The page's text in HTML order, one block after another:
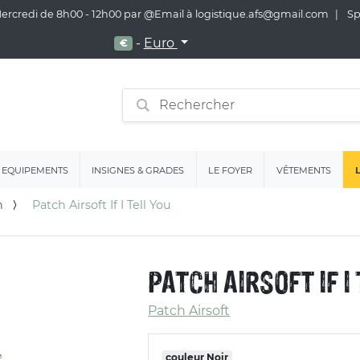
de 8h00 - 12h00 par @Email à logistique.afs@gmail.com
€ - Euro
EQUIPEMENTS INSIGNES & GRADES LE FOYER VÊTEMENTS
Patch Airsoft If I Tell You
PATCH AIRSOFT IF I
Patch Airsoft
couleur Noir